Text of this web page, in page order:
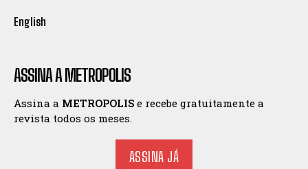
English
ASSINA A METROPOLIS
Assina a METROPOLIS e recebe gratuitamente a
revista todos os meses.
ASSINA JÁ